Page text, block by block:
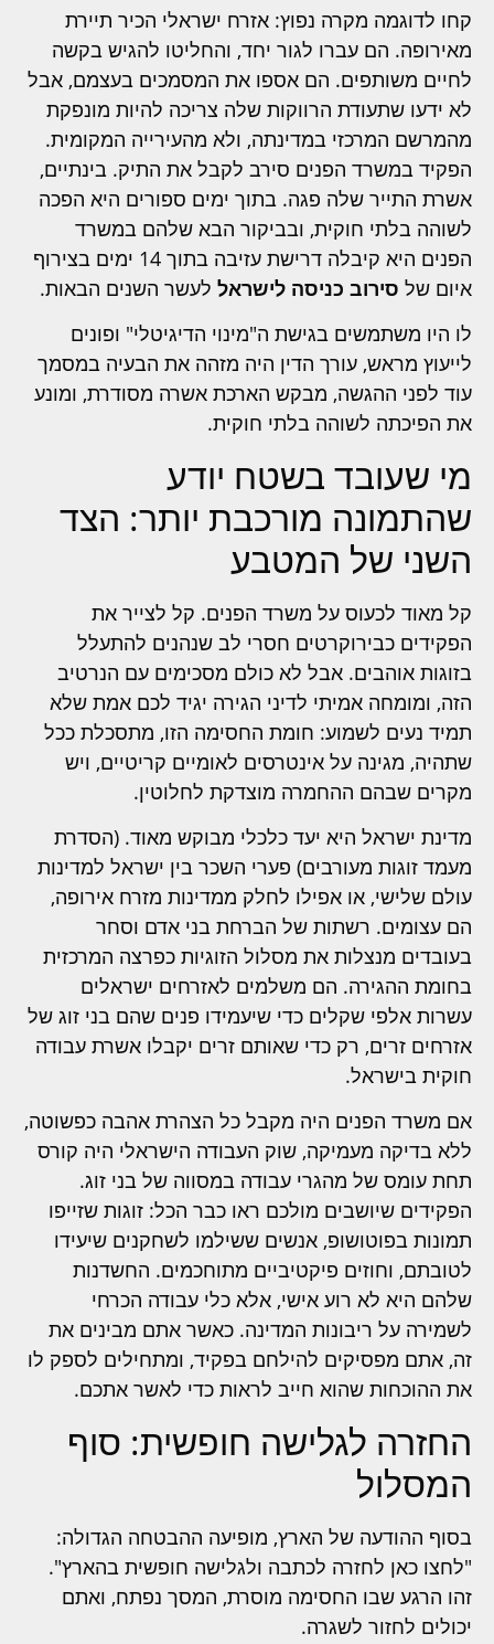
קחו לדוגמה מקרה נפוץ: אזרח ישראלי הכיר תיירת
מאירופה. הם עברו לגור יחד, והחליטו להגיש בקשה
לחיים משותפים. הם אספו את המסמכים בעצמם, אבל
לא ידעו שתעודת הרווקות שלה צריכה להיות מונפקת
מהמרשם המרכזי במדינתה, ולא מהעירייה המקומית.
הפקיד במשרד הפנים סירב לקבל את התיק. בינתיים,
אשרת התייר שלה פגה. בתוך ימים ספורים היא הפכה
לשוהה בלתי חוקית, ובביקור הבא שלהם במשרד
הפנים היא קיבלה דרישת עזיבה בתוך 14 ימים בצירוף
איום של סירוב כניסה לישראל לעשר השנים הבאות.
לו היו משתמשים בגישת ה"מינוי הדיגיטלי" ופונים
לייעוץ מראש, עורך הדין היה מזהה את הבעיה במסמך
עוד לפני ההגשה, מבקש הארכת אשרה מסודרת, ומונע
את הפיכתה לשוהה בלתי חוקית.
מי שעובד בשטח יודע
שהתמונה מורכבת יותר: הצד
השני של המטבע
קל מאוד לכעוס על משרד הפנים. קל לצייר את
הפקידים כבירוקרטים חסרי לב שנהנים להתעלל
בזוגות אוהבים. אבל לא כולם מסכימים עם הנרטיב
הזה, ומומחה אמיתי לדיני הגירה יגיד לכם אמת שלא
תמיד נעים לשמוע: חומת החסימה הזו, מתסכלת ככל
שתהיה, מגינה על אינטרסים לאומיים קריטיים, ויש
מקרים שבהם ההחמרה מוצדקת לחלוטין.
מדינת ישראל היא יעד כלכלי מבוקש מאוד. (הסדרת
מעמד זוגות מעורבים) פערי השכר בין ישראל למדינות
עולם שלישי, או אפילו לחלק ממדינות מזרח אירופה,
הם עצומים. רשתות של הברחת בני אדם וסחר
בעובדים מנצלות את מסלול הזוגיות כפרצה המרכזית
בחומת ההגירה. הם משלמים לאזרחים ישראלים
עשרות אלפי שקלים כדי שיעמידו פנים שהם בני זוג של
אזרחים זרים, רק כדי שאותם זרים יקבלו אשרת עבודה
חוקית בישראל.
אם משרד הפנים היה מקבל כל הצהרת אהבה כפשוטה,
ללא בדיקה מעמיקה, שוק העבודה הישראלי היה קורס
תחת עומס של מהגרי עבודה במסווה של בני זוג.
הפקידים שיושבים מולכם ראו כבר הכל: זוגות שזייפו
תמונות בפוטושופ, אנשים ששילמו לשחקנים שיעידו
לטובתם, וחוזים פיקטיביים מתוחכמים. החשדנות
שלהם היא לא רוע אישי, אלא כלי עבודה הכרחי
לשמירה על ריבונות המדינה. כאשר אתם מבינים את
זה, אתם מפסיקים להילחם בפקיד, ומתחילים לספק לו
את ההוכחות שהוא חייב לראות כדי לאשר אתכם.
החזרה לגלישה חופשית: סוף
המסלול
בסוף ההודעה של הארץ, מופיעה ההבטחה הגדולה:
"לחצו כאן לחזרה לכתבה ולגלישה חופשית בהארץ".
זהו הרגע שבו החסימה מוסרת, המסך נפתח, ואתם
יכולים לחזור לשגרה.